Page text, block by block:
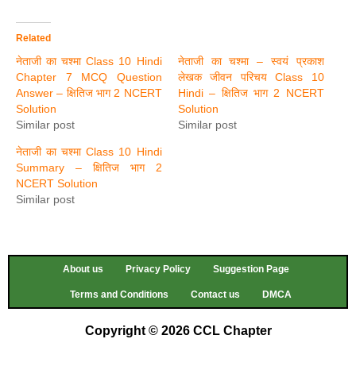
Related
नेताजी का चश्मा Class 10 Hindi
Chapter 7 MCQ Question
Answer – क्षितिज भाग 2 NCERT
Solution
Similar post
नेताजी का चश्मा – स्वयं प्रकाश
लेखक जीवन परिचय Class 10
Hindi – क्षितिज भाग 2 NCERT
Solution
Similar post
नेताजी का चश्मा Class 10 Hindi
Summary – क्षितिज भाग 2
NCERT Solution
Similar post
About us Privacy Policy Suggestion Page
Terms and Conditions Contact us DMCA
Copyright © 2026 CCL Chapter